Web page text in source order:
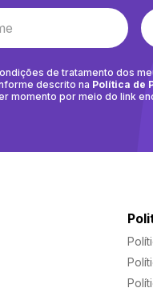
de tratamento dos
descrito na Política de
momento por meio do link